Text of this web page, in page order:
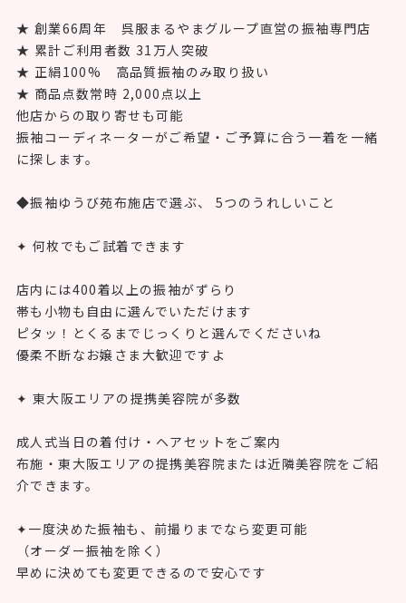
★ 創業66周年 呉服まるやまグループ直営の振袖専門店
★ 累計ご利用者数 31万人突破
★ 正絹100% 高品質振袖のみ取り扱い
★ 商品点数常時 2,000点以上
他店からの取り寄せも可能
振袖コーディネーターがご希望・ご予算に合う一着を一緒
に探します。
◆振袖ゆうび苑布施店で選ぶ、 5つのうれしいこと
✦ 何枚でもご試着できます
店内には400着以上の振袖がずらり
帯も小物も自由に選んでいただけます
ピタッ！とくるまでじっくりと選んでくださいね
優柔不断なお嬢さま大歓迎ですよ
✦ 東大阪エリアの提携美容院が多数
成人式当日の着付け・ヘアセットをご案内
布施・東大阪エリアの提携美容院または近隣美容院をご紹
介できます。
✦一度決めた振袖も、前撮りまでなら変更可能
（オーダー振袖を除く）
早めに決めても変更できるので安心です